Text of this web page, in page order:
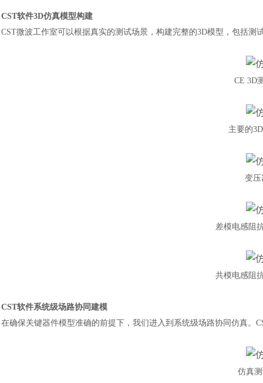
CST软件3D仿真模型构建
CST微波工作室可以根据真实的测试场景，构建完整的3D模型，包括测
CE 3D
主要的
变压
差模电感阻
共模电感阻
CST软件系统级场路协同建模
在确保关键器件模型准确的前提下，我们进入到系统级场路协同仿真。
仿真